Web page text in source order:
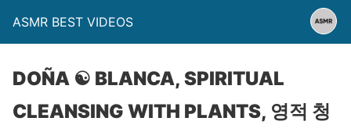
ASMR BEST VIDEOS
DOÑA ☯ BLANCA, SPIRITUAL
CLEANSING WITH PLANTS, 영적 청